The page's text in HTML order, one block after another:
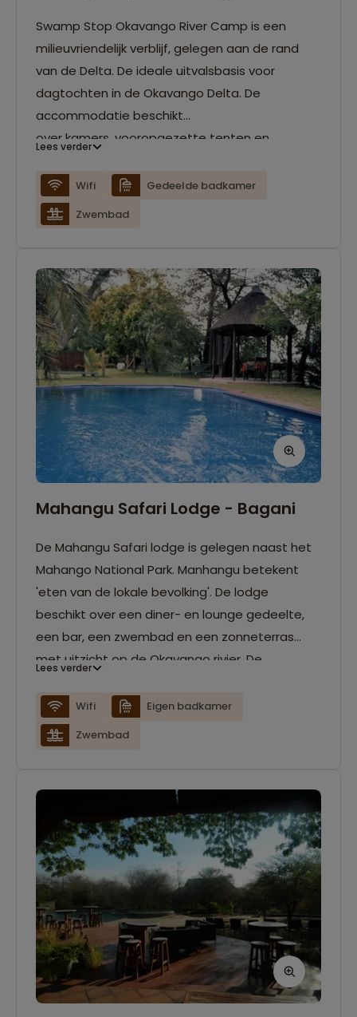
Swamp Stop Okavango River Camp is een
milieuvriendelijk verblijf, gelegen aan de rand
van de Delta. De ideale uitvalsbasis voor
dagtochten in de Okavango Delta. De
accommodatie beschikt
over kamers, vooropgezette tenten en
aanwezig en er is een bar/restaurant met
uitkijkplatform over de Okavango rivier. In de
avond kun je gezellig met elkaar rond het
Lees verder
Wifi
Gedeelde badkamer
Zwembad
Mahangu Safari Lodge - Bagani
De Mahangu Safari lodge is gelegen naast het
Mahango National Park. Manhangu betekent
'eten van de lokale bevolking'. De lodge
beschikt over een diner- en lounge gedeelte,
een bar, een zwembad en een zonneterras
met uitzicht op de Okavango rivier. De
airconditioning en elektriciteit.
Lees verder
Wifi
Eigen badkamer
Zwembad